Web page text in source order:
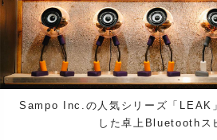
Sampo Inc.の人気シリーズ「LEAK
した卓上Bluetoothス